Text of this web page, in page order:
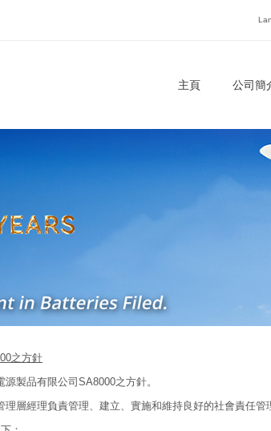
主頁 公司簡
之方針
製品有限公司SA8000之方針。
層經理負責管理、建立、實施和維持良好的社會責任管